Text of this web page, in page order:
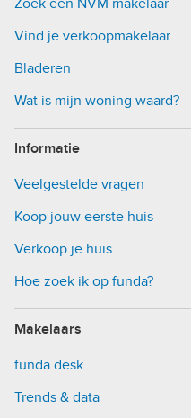
Zoek een NVM makelaar
Vind je verkoopmakelaar
Bladeren
Wat is mijn woning waard?
Informatie
Veelgestelde vragen
Koop jouw eerste huis
Verkoop je huis
Hoe zoek ik op funda?
Makelaars
funda desk
Trends & data